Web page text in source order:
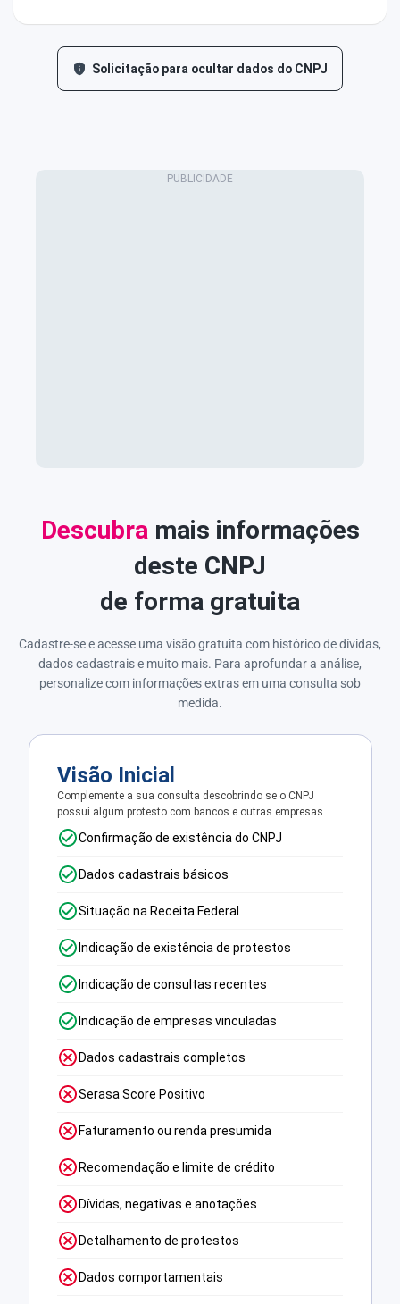
Solicitação para ocultar dados do CNPJ
Descubra mais informações
deste CNPJ
de forma gratuita
Cadastre-se e acesse uma visão gratuita com histórico de dívidas,
dados cadastrais e muito mais. Para aprofundar a análise,
personalize com informações extras em uma consulta sob
medida.
Visão Inicial
Complemente a sua consulta descobrindo se o CNPJ
possui algum protesto com bancos e outras empresas.
Confirmação de existência do CNPJ
Dados cadastrais básicos
Situação na Receita Federal
Indicação de existência de protestos
Indicação de consultas recentes
Indicação de empresas vinculadas
Dados cadastrais completos
Serasa Score Positivo
Faturamento ou renda presumida
Recomendação e limite de crédito
Dívidas, negativas e anotações
Detalhamento de protestos
Dados comportamentais